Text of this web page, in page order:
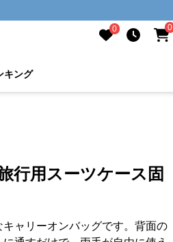
0 0
キング
行用スーツケース固
ャリーオンバッグです。背面の